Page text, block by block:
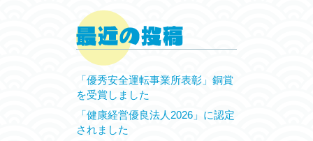
「優秀安全運転事業所表彰」銅賞
を受賞しました
「健康経営優良法人2026」に認定
されました